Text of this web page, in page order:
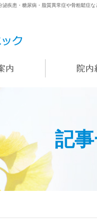
疾患・糖尿病・脂質異常症や骨粗鬆症
記